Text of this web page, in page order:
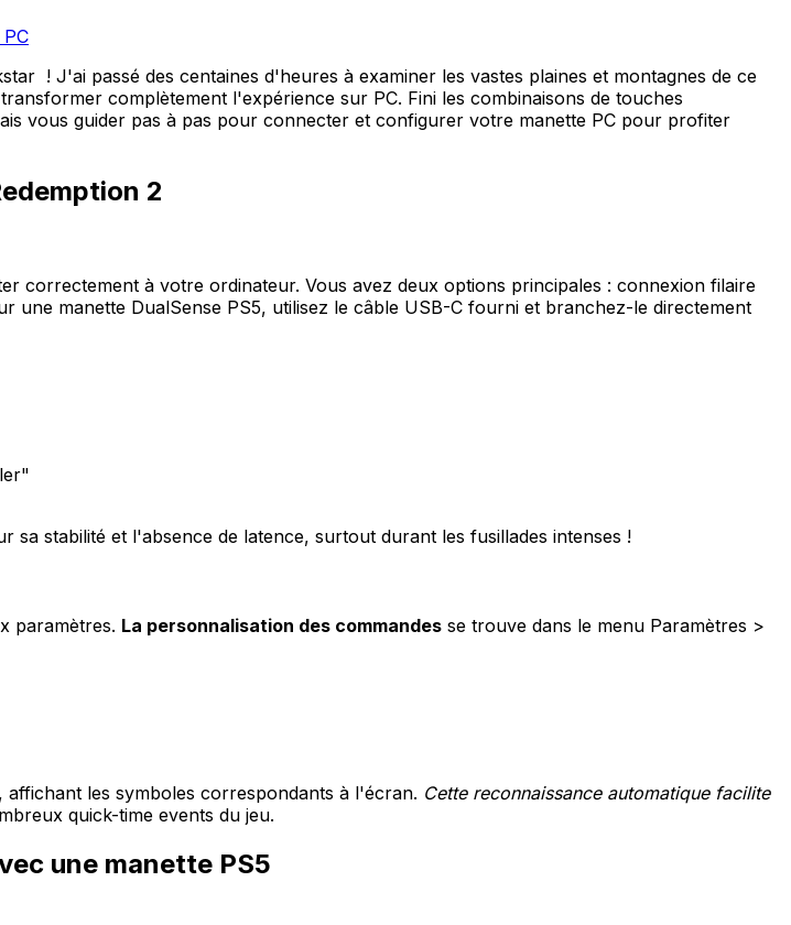
! J'ai passé des centaines d'heures à examiner les vastes plaines et montagnes de ce
complètement l'expérience sur PC. Fini les combinaisons de touches
vous guider pas à pas pour connecter et configurer votre manette PC pour profiter
2
correctement à votre ordinateur. Vous avez deux options principales : connexion filaire
une manette DualSense PS5, utilisez le câble USB-C fourni et branchez-le directement
stabilité et l'absence de latence, surtout durant les fusillades intenses !
paramètres. La personnalisation des commandes se trouve dans le menu Paramètres >
affichant les symboles correspondants à l'écran. Cette reconnaissance automatique facilite
quick-time events du jeu.
une manette PS5